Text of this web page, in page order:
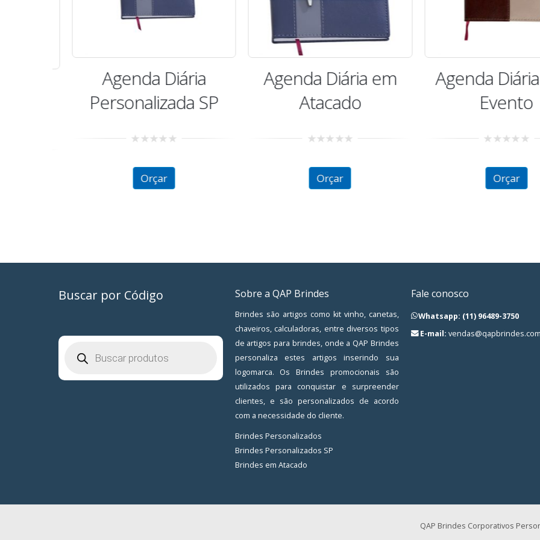
Agenda Diária
Personalizada SP
Orçar
Agenda Diária em
Atacado
Orçar
Agenda Diária
Evento
Orçar
Buscar por Código
produtos
Sobre a QAP Brindes
Brindes são artigos como kit vinho, canetas,
chaveiros, calculadoras, entre diversos tipos
de artigos para brindes, onde a QAP Brindes
personaliza estes artigos inserindo sua
logomarca. Os Brindes promocionais são
utilizados para conquistar e surpreender
clientes, e são personalizados de acordo
com a necessidade do cliente.
Brindes Personalizados
Brindes Personalizados SP
Brindes em Atacado
Fale conosco
Whatsapp: (11) 96489-3750
E-mail:
QAP Brindes Corporativos